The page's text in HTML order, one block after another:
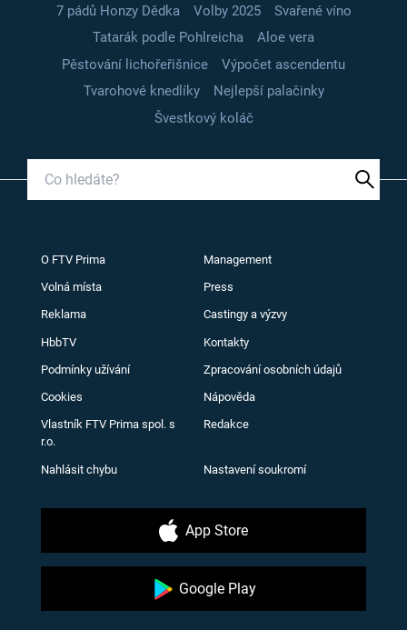
7 pádů Honzy Dědka
Volby 2025
Svařené víno
Tatarák podle Pohlreicha
Aloe vera
Pěstování lichořeřišnice
Výpočet ascendentu
Tvarohové knedlíky
Nejlepší palačinky
Švestkový koláč
O FTV Prima Management
Volná místa Press
Reklama Castingy a výzvy
HbbTV Kontakty
Podmínky užívání Zpracování osobních údajů
Cookies Nápověda
Vlastník FTV Prima spol. s
r.o.
Redakce
Nahlásit chybu Nastavení soukromí
App Store
Google Play